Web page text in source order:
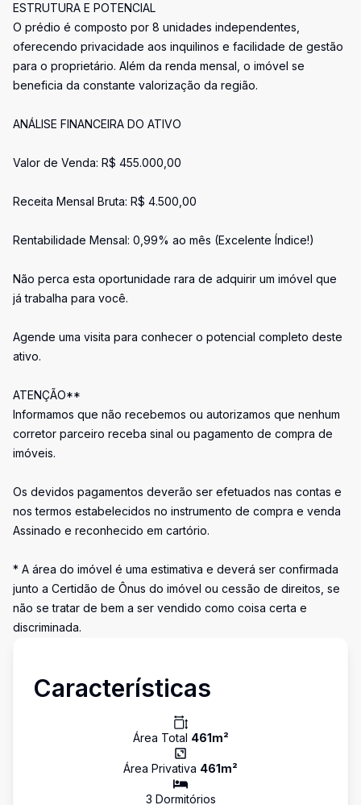
ESTRUTURA E POTENCIAL
O prédio é composto por 8 unidades independentes,
oferecendo privacidade aos inquilinos e facilidade de gestão
para o proprietário. Além da renda mensal, o imóvel se
beneficia da constante valorização da região.
ANÁLISE FINANCEIRA DO ATIVO
Valor de Venda: R$ 455.000,00
Receita Mensal Bruta: R$ 4.500,00
Rentabilidade Mensal: 0,99% ao mês (Excelente Índice!)
Não perca esta oportunidade rara de adquirir um imóvel que
já trabalha para você.
Agende uma visita para conhecer o potencial completo deste
ativo.
ATENÇÃO**
Informamos que não recebemos ou autorizamos que nenhum
corretor parceiro receba sinal ou pagamento de compra de
imóveis.
Os devidos pagamentos deverão ser efetuados nas contas e
nos termos estabelecidos no instrumento de compra e venda
Assinado e reconhecido em cartório.
* A área do imóvel é uma estimativa e deverá ser confirmada
junto a Certidão de Ônus do imóvel ou cessão de direitos, se
não se tratar de bem a ser vendido como coisa certa e
discriminada.
Características
Área Total 461m²
Área Privativa 461m²
3 Dormitórios